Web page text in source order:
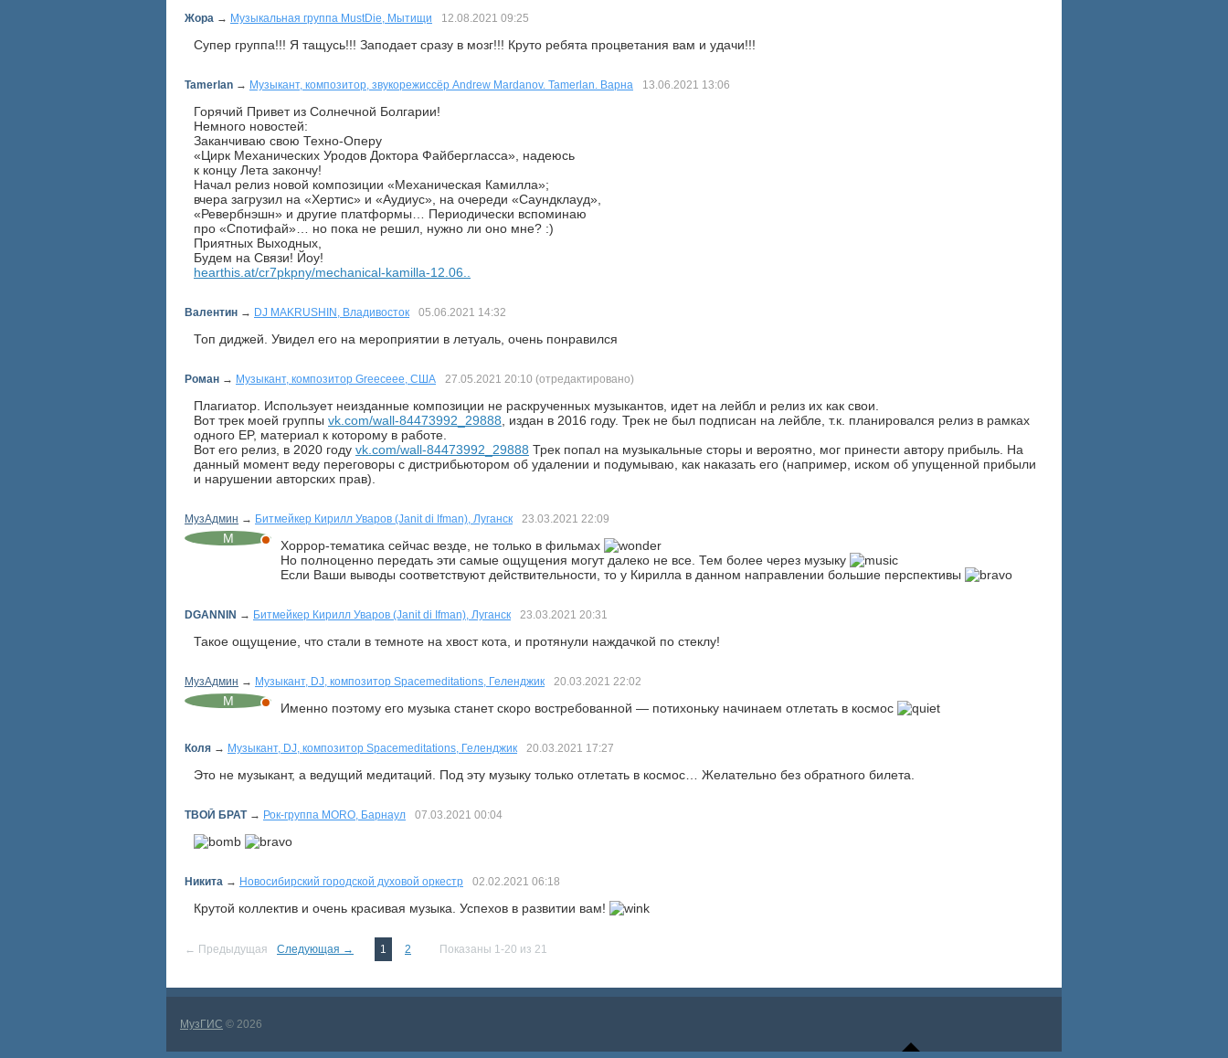
Жора → Музыкальная группа MustDie, Мытищи 12.08.2021 09:25
Супер группа!!! Я тащусь!!! Заподает сразу в мозг!!! Круто ребята процветания вам и удачи!!!
Tamerlan → Музыкант, композитор, звукорежиссёр Andrew Mardanov. Tamerlan. Варна 13.06.2021 13:06
Горячий Привет из Солнечной Болгарии!
Немного новостей:
Заканчиваю свою Техно-Оперу
«Цирк Механических Уродов Доктора Файбергласса», надеюсь
к концу Лета закончу!
Начал релиз новой композиции «Механическая Камилла»;
вчера загрузил на «Хертис» и «Аудиус», на очереди «Саундклауд»,
«Ревербнэшн» и другие платформы… Периодически вспоминаю
про «Спотифай»… но пока не решил, нужно ли оно мне? :)
Приятных Выходных,
Будем на Связи! Йоу!
hearthis.at/cr7pkpny/mechanical-kamilla-12.06..
Валентин → DJ MAKRUSHIN, Владивосток 05.06.2021 14:32
Топ диджей. Увидел его на мероприятии в летуаль, очень понравился
Роман → Музыкант, композитор Greeceee, США 27.05.2021 20:10 (отредактировано)
Плагиатор. Использует неизданные композиции не раскрученных музыкантов, идет на лейбл и релиз их как свои.
Вот трек моей группы vk.com/wall-84473992_29888 , издан в 2016 году. Трек не был подписан на лейбле, т.к. планировался релиз в рамках
одного EP, материал к которому в работе.
Вот его релиз, в 2020 году vk.com/wall-84473992_29888 Трек попал на музыкальные сторы и вероятно, мог принести автору прибыль. На
данный момент веду переговоры с дистрибьютором об удалении и подумываю, как наказать его (например, иском об упущенной прибыли
и нарушении авторских прав).
МузАдмин → Битмейкер Кирилл Уваров (Janit di Ifman), Луганск 23.03.2021 22:09
Хоррор-тематика сейчас везде, не только в фильмах
Но полноценно передать эти самые ощущения могут далеко не все. Тем более через музыку
Если Ваши выводы соответствуют действительности, то у Кирилла в данном направлении большие перспективы
DGANNIN → Битмейкер Кирилл Уваров (Janit di Ifman), Луганск 23.03.2021 20:31
Такое ощущение, что стали в темноте на хвост кота, и протянули наждачкой по стеклу!
МузАдмин → Музыкант, DJ, композитор Spacemeditations, Геленджик 20.03.2021 22:02
Именно поэтому его музыка станет скоро востребованной — потихоньку начинаем отлетать в космос
Коля → Музыкант, DJ, композитор Spacemeditations, Геленджик 20.03.2021 17:27
Это не музыкант, а ведущий медитаций. Под эту музыку только отлетать в космос… Желательно без обратного билета.
ТВОЙ БРАТ→ Рок-группа MORO, Барнаул 07.03.2021 00:04
Никита → Новосибирский городской духовой оркестр 02.02.2021 06:18
Крутой коллектив и очень красивая музыка. Успехов в развитии вам!
← Предыдущая Следующая → 1 2 Показаны 1-20 из 21
МузГИС © 2026